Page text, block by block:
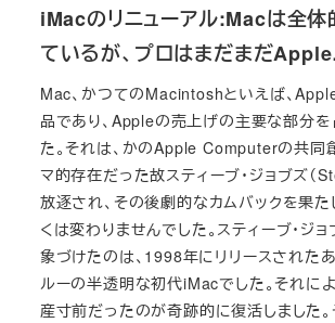
iMacのリニューアル:Macは全体
ているが、プロはまだまだ
Mac、かつてのMacintoshといえば、
品であり、Appleの売上げの主要な部分
た。それは、かのApple Computerの共同
マ的存在だった故スティーブ・ジョブズ（
放逐され、その後劇的なカムバックを果た
くは変わりませんでした。スティーブ・ジ
象づけたのは、1998年にリリースされた
ルーの半透明な初代iMacでした。それに
産寸前だったのが奇跡的に復活しました